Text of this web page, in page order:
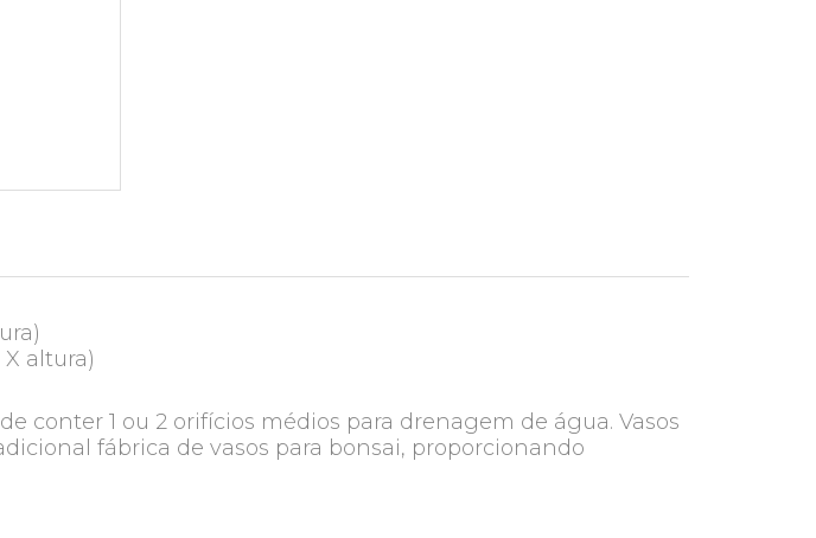
altura)
conter 1 ou 2 orifícios médios para drenagem de água. Vasos
fábrica de vasos para bonsai, proporcionando